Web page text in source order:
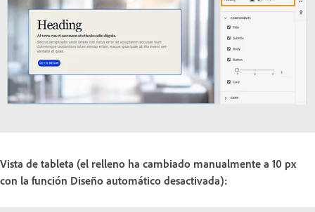
Vista de tableta (el relleno ha cambiado manualmente a 10 px
con la función Diseño automático desactivada):